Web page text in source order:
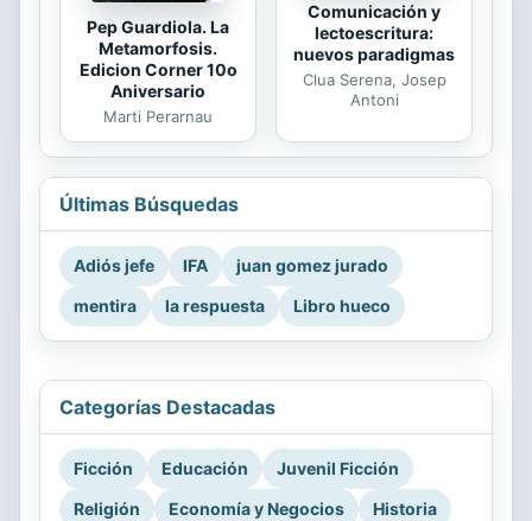
Pep Guardiola. La
Metamorfosis.
Edicion Corner 10o
Aniversario
Marti Perarnau
Comunicación y
lectoescritura:
nuevos paradigmas
Clua Serena, Josep
Antoni
Últimas Búsquedas
Adiós jefe IFA
juan gomez jurado
mentira
la respuesta Libro hueco
Categorías Destacadas
Ficción Educación
Juvenil Ficción
Religión
Economía y Negocios Historia